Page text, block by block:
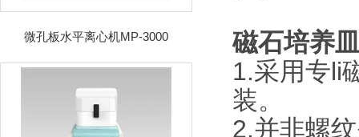
微孔板水平离心机MP-3000
磁石培养
1.采用专li
装。
2.并非螺